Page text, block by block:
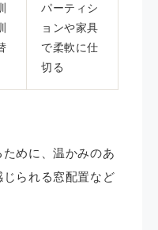
パーティシ
ョンや家具
で柔軟に仕
切る
めに、温かみのあ
られる窓配置など